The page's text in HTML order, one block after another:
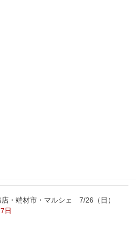
店・端材市・マルシェ 7/26（日）
日